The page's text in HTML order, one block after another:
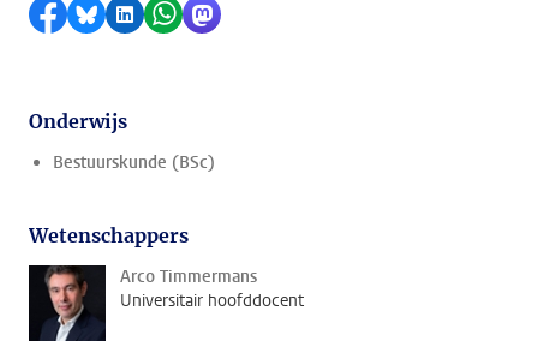
Delen op Facebook
Delen via Bluesky
Delen op LinkedIn
Delen via WhatsApp
Delen via Mastodon
Onderwijs
Bestuurskunde (BSc)
Wetenschappers
Arco Timmermans
Universitair hoofddocent